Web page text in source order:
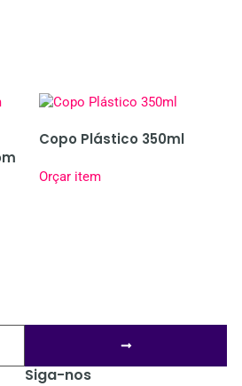
Copo Plástico 350ml
Orçar item
Siga-nos